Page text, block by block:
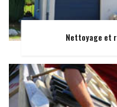
Nettoyage et